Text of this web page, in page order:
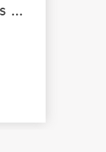
Lot de 80 costumes de scène pro